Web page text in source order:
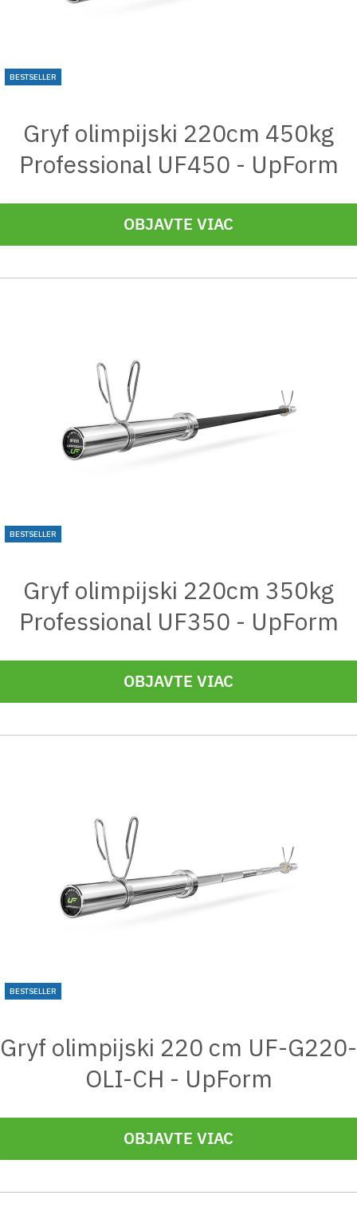
BESTSELLER
Gryf olimpijski 220cm 450kg
Professional UF450 - UpForm
OBJAVTE VIAC
BESTSELLER
Gryf olimpijski 220cm 350kg
Professional UF350 - UpForm
OBJAVTE VIAC
BESTSELLER
Gryf olimpijski 220 cm UF-G220-
OLI-CH - UpForm
OBJAVTE VIAC